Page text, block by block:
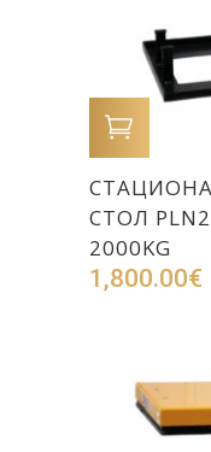
СТОЛ
2000KG
1,800.00€